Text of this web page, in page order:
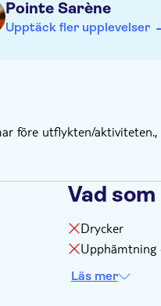
Pointe Sarène
Upptäck fler upplevelser
före utflykten/
Vad
Drycker
Upphämtning
Läs mer